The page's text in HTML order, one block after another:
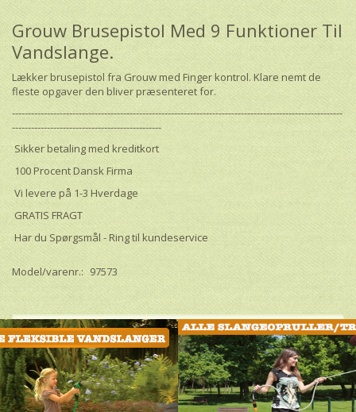
Grouw Brusepistol Med 9 Funktioner Til
Vandslange.
Lækker brusepistol fra Grouw med Finger kontrol. Klare nemt de
fleste opgaver den bliver præsenteret for.
--------------------------------------------------------------------------------------------------------
-----------------------------------------------
Sikker betaling med kreditkort
100 Procent Dansk Firma
Vi levere på 1-3 Hverdage
GRATIS FRAGT
Har du Spørgsmål - Ring til kundeservice
Model/varenr.: 97573